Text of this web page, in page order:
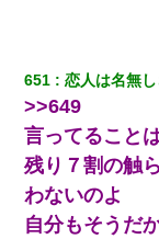
近づいて頭突きを
何年か前に妹は離
かったため妹有責
【ワロタ】姉から
け」というタイト
651 恋人は名無
>>649
言ってること
残り７割の触
わないのよ
自分もそうだ